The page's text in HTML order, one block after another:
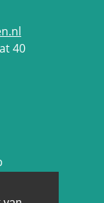
40